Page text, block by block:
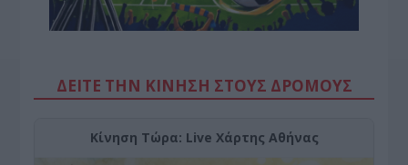
ΔΕΙΤΕ ΤΗΝ ΚΙΝΗΣΗ ΣΤΟΥΣ ΔΡΌΜΟΥΣ
Κίνηση Τώρα: Live Χάρτης Αθήνας